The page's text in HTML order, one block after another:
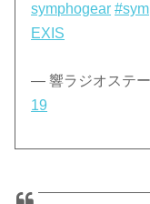
symphogear
EXIS
— 響ラジオステ
19